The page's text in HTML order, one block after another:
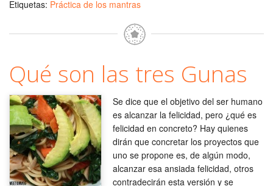
Etiquetas: Práctica de los mantras
Qué son las tres Gunas
Se dice que el objetivo del ser humano
es alcanzar la felicidad, pero ¿qué es
felicidad en concreto? Hay quienes
dirán que concretar los proyectos que
uno se propone es, de algún modo,
alcanzar esa ansiada felicidad, otros
contradecirán esta versión y se